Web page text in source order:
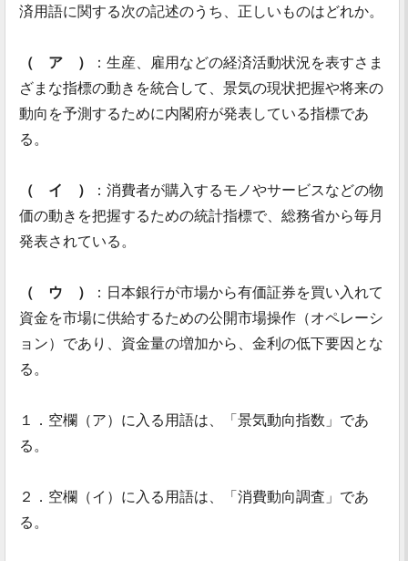
済用語に関する次の記述のうち、正しいものはどれか。
（ ア ）
：生産、雇用などの経済活動状況を表すさま
ざまな指標の動きを統合して、景気の現状把握や将来の
動向を予測するために内閣府が発表している指標であ
る。
（ イ ）
：消費者が購入するモノやサービスなどの物
価の動きを把握するための統計指標で、総務省から毎月
発表されている。
（ ウ ）
：日本銀行が市場から有価証券を買い入れて
資金を市場に供給するための公開市場操作（オペレーシ
ョン）であり、資金量の増加から、金利の低下要因とな
る。
１．空欄（ア）に入る用語は、「景気動向指数」であ
る。
２．空欄（イ）に入る用語は、「消費動向調査」であ
る。